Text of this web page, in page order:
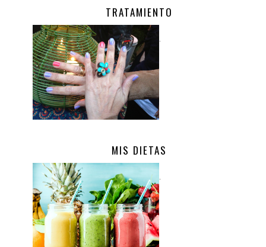
TRATAMIENTO
MIS DIETAS